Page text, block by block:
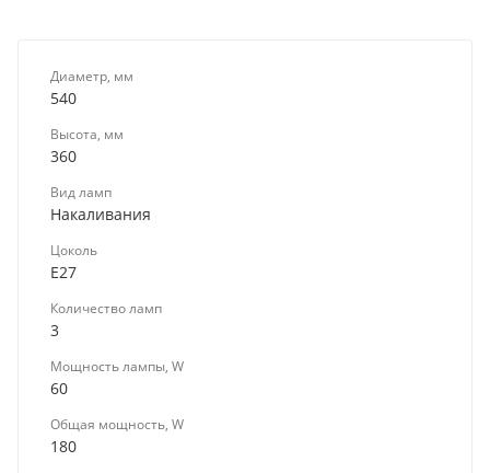
Диаметр, мм
540
Высота, мм
360
Вид ламп
Накаливания
Цоколь
E27
Количество ламп
3
Мощность лампы, W
60
Общая мощность, W
180